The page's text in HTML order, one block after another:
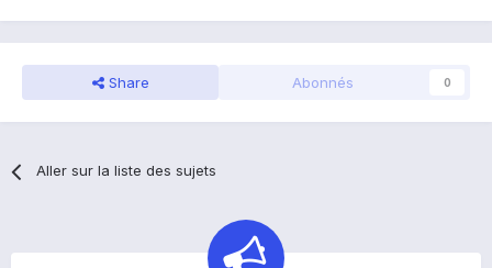
Share Abonnés 0
Aller sur la liste des sujets